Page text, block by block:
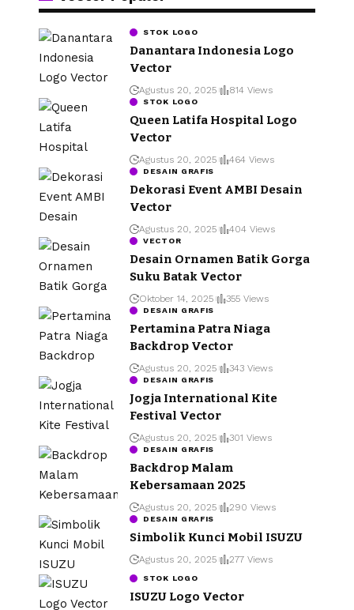
STOK LOGO
Danantara Indonesia Logo
Vector
Agustus 20, 2025 814 Views
STOK LOGO
Queen Latifa Hospital Logo
Vector
Agustus 20, 2025 464 Views
DESAIN GRAFIS
Dekorasi Event AMBI Desain
Vector
Agustus 20, 2025 404 Views
VECTOR
Desain Ornamen Batik Gorga
Suku Batak Vector
Oktober 14, 2025 355 Views
DESAIN GRAFIS
Pertamina Patra Niaga
Backdrop Vector
Agustus 20, 2025 343 Views
DESAIN GRAFIS
Jogja International Kite
Festival Vector
Agustus 20, 2025 301 Views
DESAIN GRAFIS
Backdrop Malam
Kebersamaan 2025
Agustus 20, 2025 290 Views
DESAIN GRAFIS
Simbolik Kunci Mobil ISUZU
Agustus 20, 2025 277 Views
STOK LOGO
ISUZU Logo Vector